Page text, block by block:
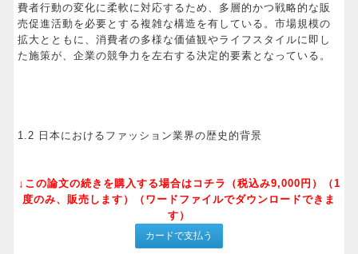
費者行動の変化に柔軟に対応するため、多層的かつ戦略的な販
売促進活動を必要とする複雑な構造を有している。市場規模の
拡大とともに、消費者の多様な価値観やライフスタイルに即し
た施策が、企業の競争力を左右する決定的要素となっている。
1.2 日本におけるファッション業界の歴史的背景
↓この論文の続きを購入する場合はコチラ（税込み9,000円）（1
度のみ、販売します）（ワードファイルでダウンロードできま
す）